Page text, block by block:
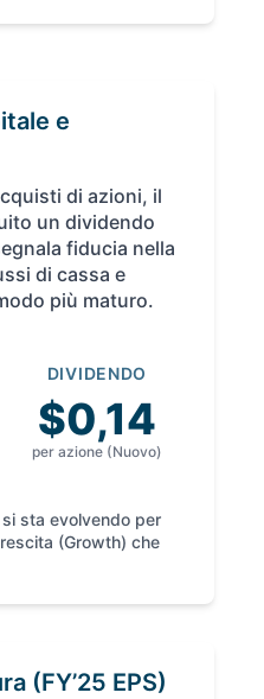
e
di azioni, il
un dividendo
fiducia nella
di cassa e
più maturo.
DIVIDENDO
$0,14
per azione (Nuovo)
si sta evolvendo per
(Growth) che
(FY’25 EPS)